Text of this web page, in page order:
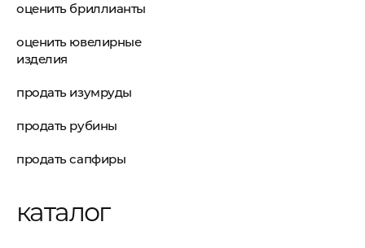
оценить бриллианты
оценить ювелирные
изделия
продать изумруды
продать рубины
продать сапфиры
каталог